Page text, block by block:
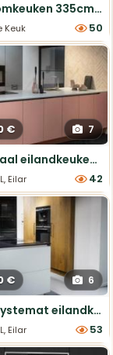
Showroomkeuken 335cm - compleet met apparatuur
Keukens 50
€ 7
Argo koraal eilandkeuken met Cosmolite blad
Eiland Keukens 42
€ 6
Häcker Systemat eilandkeuken – gerookt eiken & wit gelakt
Eiland Keukens 53